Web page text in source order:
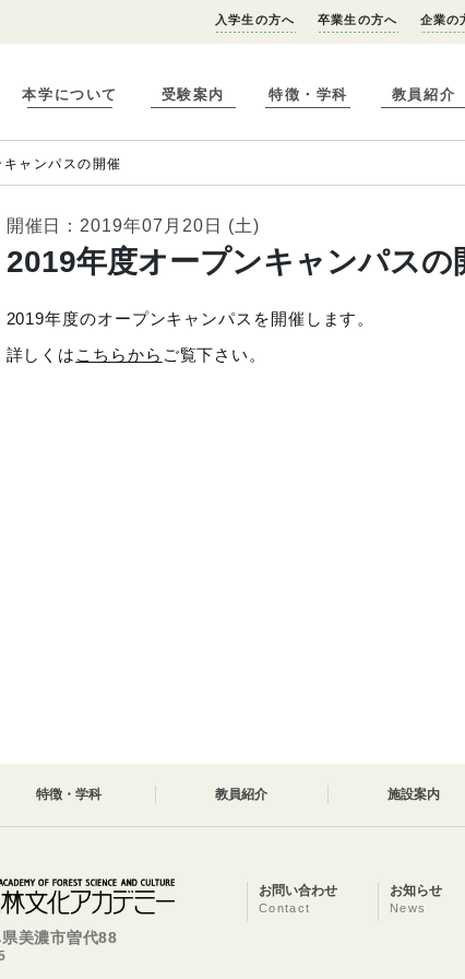
入学生の方へ 卒業生の方へ 企業の
本学について 受験案内 特徴・学科 教員紹介
ャンパスの開催
開催日：2019年07月20日 (土)
2019年度オープンキャンパスの
2019年度のオープンキャンパスを開催します。
詳しくは こちらから ご覧下さい。
特徴・学科 教員紹介 施設案内
美濃市曽代88
お問い合わせ
Contact
お知らせ
News